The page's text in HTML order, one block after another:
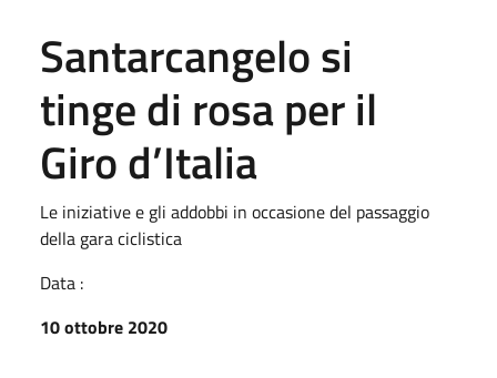
Santarcangelo si
tinge di rosa per il
Giro d’Italia
Le iniziative e gli addobbi in occasione del passaggio
della gara ciclistica
Data :
10 ottobre 2020